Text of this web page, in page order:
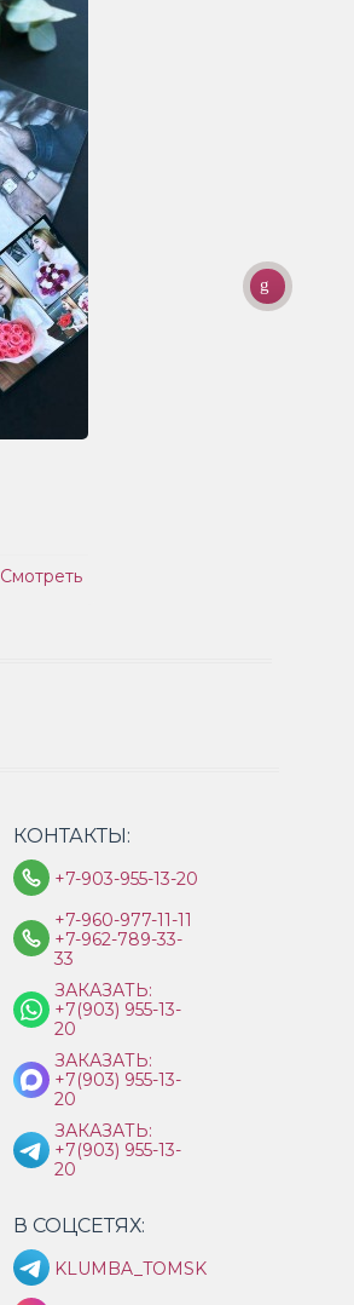
Смотреть
КОНТАКТЫ:
+7-903-955-13-20
+7-960-977-11-11
+7-962-789-33-
33
ЗАКАЗАТЬ:
+7(903) 955-13-
20
ЗАКАЗАТЬ:
+7(903) 955-13-
20
ЗАКАЗАТЬ:
+7(903) 955-13-
20
В СОЦСЕТЯХ:
KLUMBA_TOMSK